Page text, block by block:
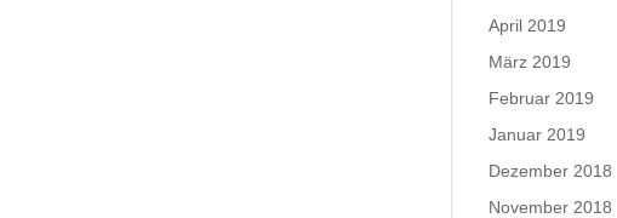
April 2019
März 2019
Februar 2019
Januar 2019
Dezember 2018
November 2018